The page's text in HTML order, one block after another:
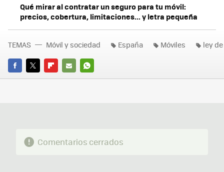
Qué mirar al contratar un seguro para tu móvil:
precios, cobertura, limitaciones... y letra pequeña
FACEBOOK
TWITTERFLIPBOARD
E-
WHATSAPP
TEMAS Móvil y sociedad España Móviles ley
Comentarios cerrados